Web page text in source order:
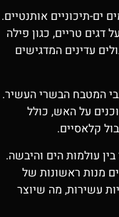
תיכוניים אותנטיים.
דגים טריים, כגון פילה
עדינים המדגישים
המטבח הבשרי העשיר.
על האש, כולל
קלאסיים.
עולמות הים והיבשה.
מנות ראשונות של
עשירות, מה שיוצר